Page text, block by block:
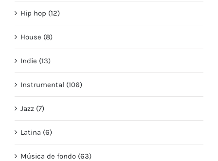
Hip hop (12)
House (8)
Indie (13)
Instrumental (106)
Jazz (7)
Latina (6)
Música de fondo (63)